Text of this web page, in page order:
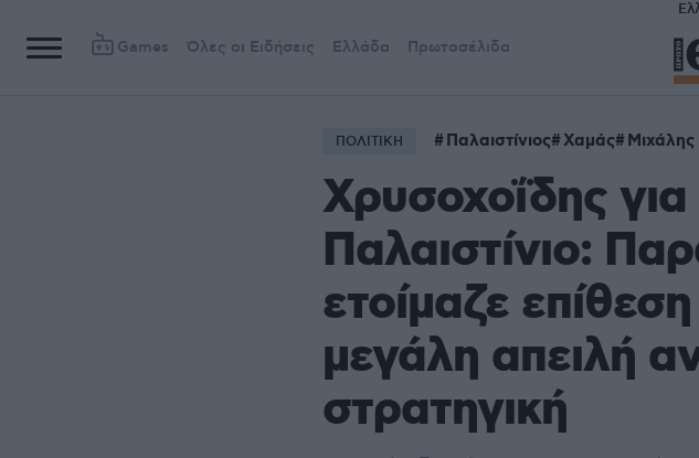
Games Όλες οι Ειδήσεις Ελλάδα Πρωτοσέλιδα
ΠΟΛΙΤΙΚΗ Παλαιστίνιος Χαμάς
Χρυσοχοΐδης
Παλαιστίνιο:
ετοίμαζε
μεγάλη απειλή
στρατηγική